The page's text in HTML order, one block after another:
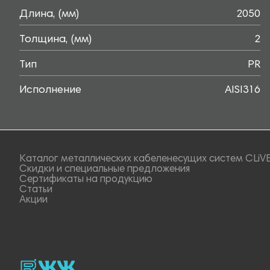
Длина, (мм) 2050
Толщина, (мм) 2
Тип PR
Исполнение AISI316
Каталог металлических кабеленесущих систем
Скидки и специальные предложения
Сертификаты на продукцию
Статьи
Акции
rutubevk_video.
Vk.